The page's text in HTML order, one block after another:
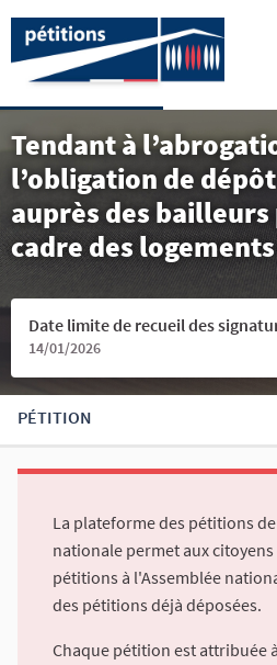
Tendant à
l’obligation de
auprès des
cadre des
Date limite de recueil des
14/01/2026
PÉTITION
La plateforme des pétitions
nationale permet aux
pétitions à l'Assemblée
des pétitions déjà déposées.
Chaque pétition est attribuée